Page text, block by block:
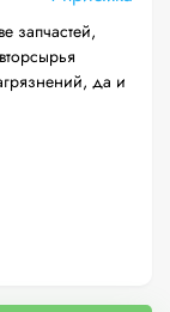
запчастей,
да и